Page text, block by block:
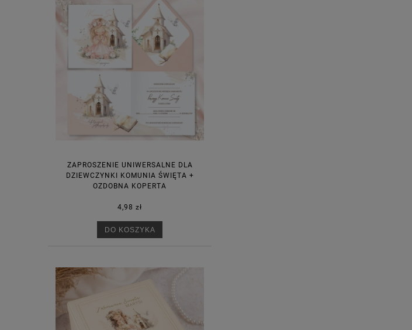
ZAPROSZENIE UNIWERSALNE DLA
DZIEWCZYNKI KOMUNIA ŚWIĘTA +
OZDOBNA KOPERTA
4,98 zł
DO KOSZYKA